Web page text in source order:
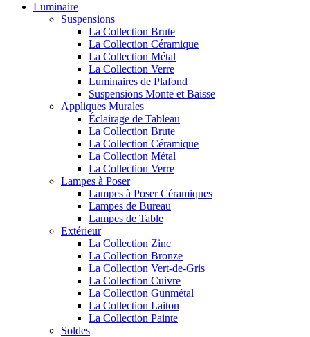
Luminaire
Suspensions
La Collection Brute
La Collection Céramique
La Collection Métal
La Collection Verre
Luminaires de Plafond
Suspensions Monte et Baisse
Appliques Murales
Éclairage de Tableau
La Collection Brute
La Collection Céramique
La Collection Métal
La Collection Verre
Lampes à Poser
Lampes à Poser Céramiques
Lampes de Bureau
Lampes de Table
Extérieur
La Collection Zinc
La Collection Bronze
La Collection Vert-de-Gris
La Collection Cuivre
La Collection Gunmétal
La Collection Laiton
La Collection Painte
Soldes